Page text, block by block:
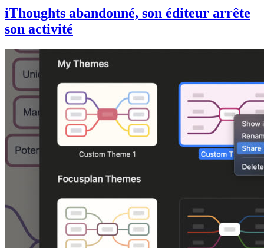
iThoughts abandonné, son éditeur arrête
son activité